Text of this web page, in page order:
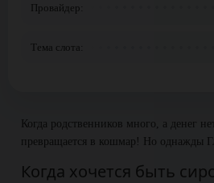
Провайдер:
Тема слота:
Когда родственников много, а денег
превращается в кошмар! Но однажды
Когда хочется быть